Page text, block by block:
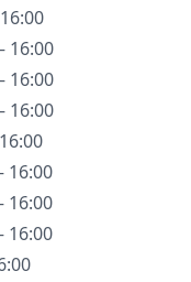
16:00
16:00
16:00
16:00
16:00
16:00